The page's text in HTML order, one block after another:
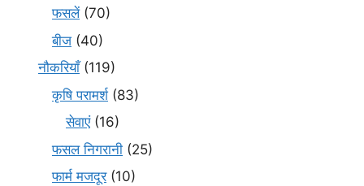
फसलें(70)
बीज (40)
नौकरियाँ(119)
कृषि परामर्श(83)
सेवाएं(16)
फसल निगरानी (25)
फार्म मजदूर(10)